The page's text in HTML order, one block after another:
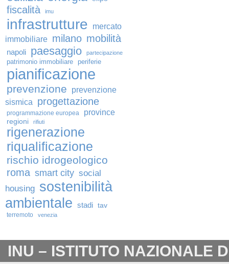
fiscalità imu
infrastrutture
mercato
immobiliare milano mobilità
napoli paesaggio partecipazione
patrimonio immobiliare periferie
pianificazione
prevenzione
prevenzione
sismica
progettazione
programmazione europea province
regioni rifiuti
rigenerazione
riqualificazione
rischio idrogeologico
roma smart city social
housing sostenibilità
ambientale stadi tav
terremoto venezia
INU – ISTITUTO NAZIONALE